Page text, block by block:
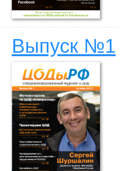
Выпуск №1